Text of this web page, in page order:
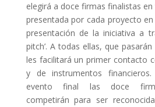
elegirá a doce firmas finalistas
presentada por cada proyecto
presentación de la iniciativa a
pitch’. A todas ellas, que
les facilitará un primer contacto
y de instrumentos
evento final las doce
competirán para ser